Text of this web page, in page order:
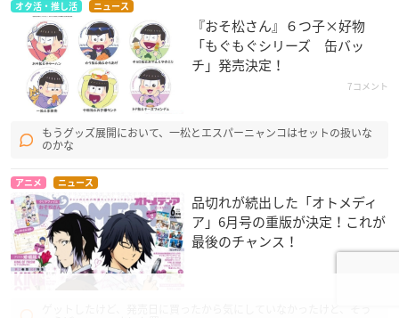
オタ活・推し活 ニュース
『おそ松さん』６つ子×好物
「もぐもぐシリーズ 缶バッ
チ」発売決定！
7コメント
もうグッズ展開において、一松とエスパーニャンコはセットの扱いな
のかな
アニメ ニュース
品切れが続出した「オトメディ
ア」6月号の重版が決定！これが
最後のチャンス！